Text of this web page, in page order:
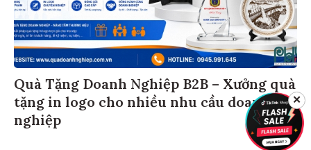
Quà Tặng Doanh Nghiệp B2B – Xưởng quà
tặng in logo cho nhiều nhu cầu doanh
nghiệp
✕